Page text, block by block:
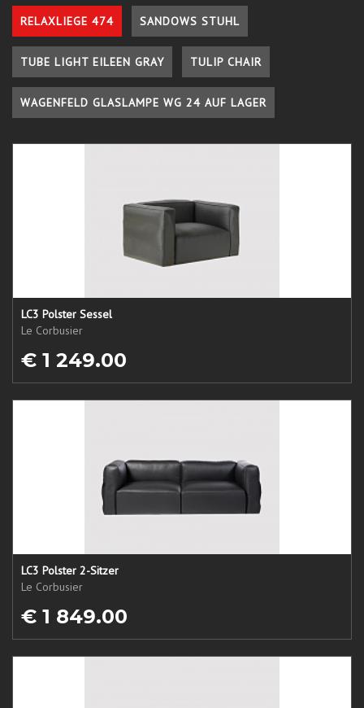
RELAXLIEGE 474 SANDOWS STUHL
TUBE LIGHT EILEEN GRAY TULIP CHAIR
WAGENFELD GLASLAMPE WG 24 AUF LAGER
LC3 Polster Sessel
Le Corbusier
€ 1 249.00
LC3 Polster 2-Sitzer
Le Corbusier
€ 1 849.00